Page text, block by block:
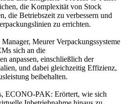
die Komplexität von Stock
die Betriebszeit zu verbessern und
zu errichten.
Meurer Verpackungssysteme
sich an die
anpassen, einschließlich der
und dabei gleichzeitig Effizienz,
beibehalten.
ECONO-PAK: Erörtert, wie sich